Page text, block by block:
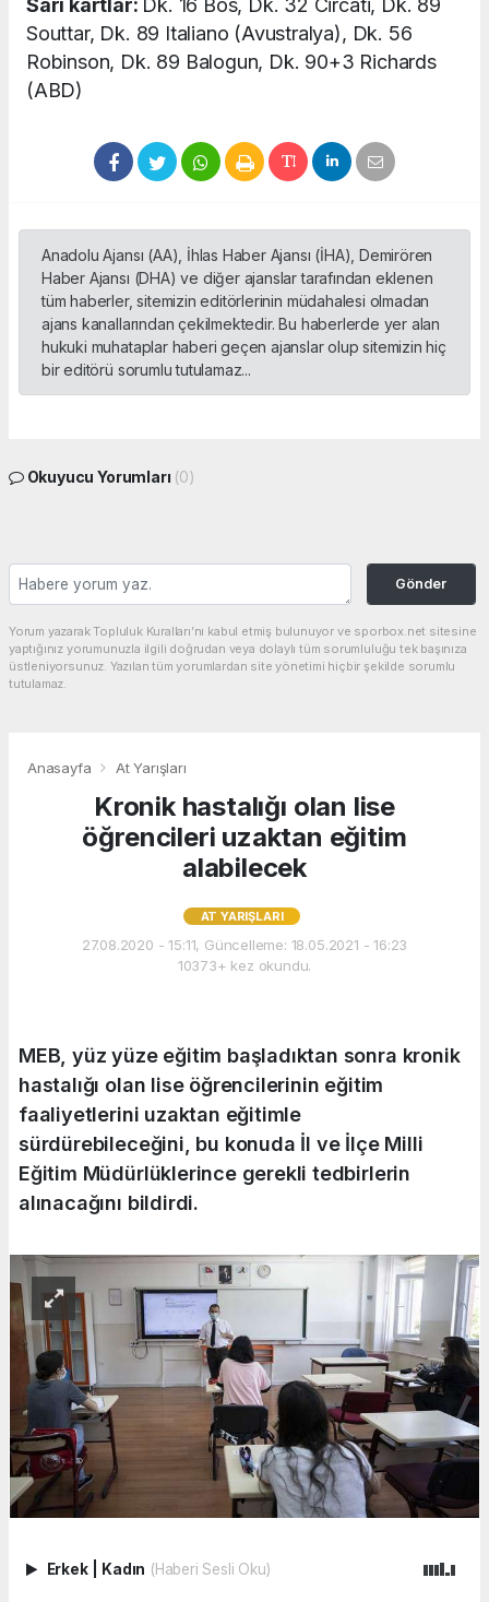
Sarı kartlar: Dk. 16 Bos, Dk. 32 Circati, Dk. 89
Souttar, Dk. 89 Italiano (Avustralya), Dk. 56
Robinson, Dk. 89 Balogun, Dk. 90+3 Richards
(ABD)
Anadolu Ajansı (AA), İhlas Haber Ajansı (İHA), Demirören
Haber Ajansı (DHA) ve diğer ajanslar tarafından eklenen
tüm haberler, sitemizin editörlerinin müdahalesi olmadan
ajans kanallarından çekilmektedir. Bu haberlerde yer alan
hukuki muhataplar haberi geçen ajanslar olup sitemizin hiç
bir editörü sorumlu tutulamaz...
Okuyucu Yorumları (0)
Gönder
Yorum yazarak Topluluk Kuralları’nı kabul etmiş bulunuyor ve sporbox.net sitesine
yaptığınız yorumunuzla ilgili doğrudan veya dolaylı tüm sorumluluğu tek başınıza
üstleniyorsunuz. Yazılan tüm yorumlardan site yönetimi hiçbir şekilde sorumlu
tutulamaz.
Anasayfa At Yarışları
Kronik hastalığı olan lise
öğrencileri uzaktan eğitim
alabilecek
AT YARIŞLARI
27.08.2020 - 15:11, Güncelleme: 18.05.2021 - 16:23
10373+ kez okundu.
MEB, yüz yüze eğitim başladıktan sonra kronik
hastalığı olan lise öğrencilerinin eğitim
faaliyetlerini uzaktan eğitimle
sürdürebileceğini, bu konuda İl ve İlçe Milli
Eğitim Müdürlüklerince gerekli tedbirlerin
alınacağını bildirdi.
Erkek Kadın (Haberi Sesli Oku)